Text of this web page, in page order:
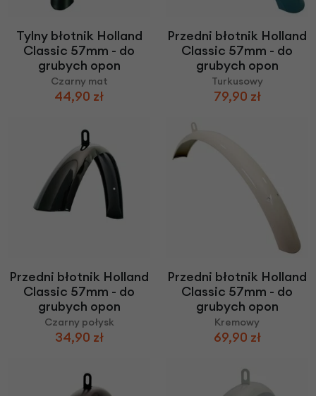
Tylny błotnik Holland
Classic 57mm - do
grubych opon
Czarny mat
44,90 zł
Przedni błotnik Holland
Classic 57mm - do
grubych opon
Turkusowy
79,90 zł
Przedni błotnik Holland
Classic 57mm - do
grubych opon
Czarny połysk
34,90 zł
Przedni błotnik Holland
Classic 57mm - do
grubych opon
Kremowy
69,90 zł